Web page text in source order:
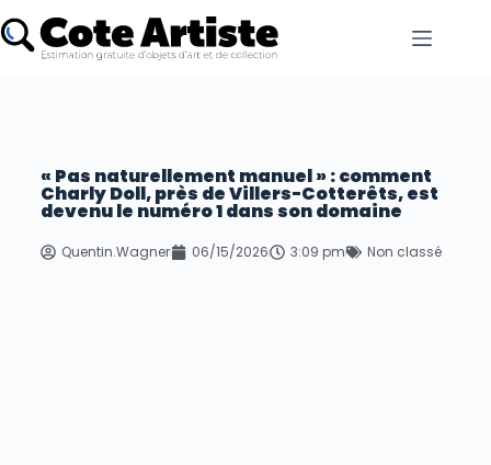
« Pas naturellement manuel » : comment
Charly Doll, près de Villers-Cotterêts, est
devenu le numéro 1 dans son domaine
Quentin.Wagner 06/15/2026 3:09 pm Non classé